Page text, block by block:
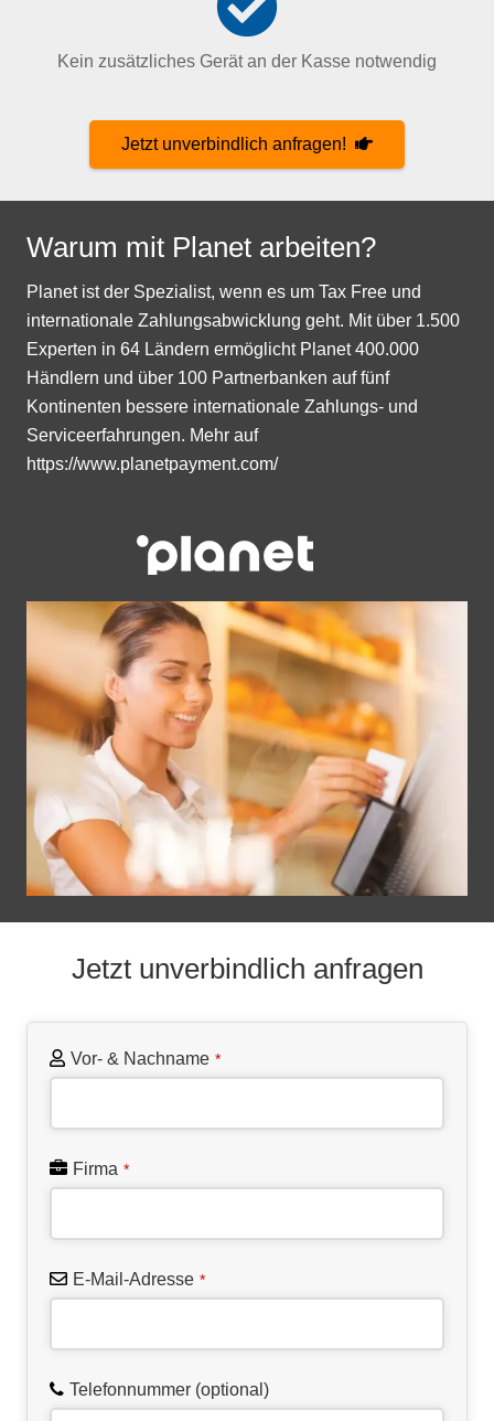
Kein zusätzliches Gerät an der Kasse notwendig
Jetzt unverbindlich anfragen!
Warum mit Planet arbeiten?
Planet ist der Spezialist, wenn es um Tax Free und
internationale Zahlungsabwicklung geht. Mit über 1.500
Experten in 64 Ländern ermöglicht Planet 400.000
Händlern und über 100 Partnerbanken auf fünf
Kontinenten bessere internationale Zahlungs- und
Serviceerfahrungen. Mehr auf
https://www.planetpayment.com/
Jetzt unverbindlich anfragen
Email
*
Vor- & Nachname *
Firma *
E-Mail-Adresse *
Telefonnummer (optional)